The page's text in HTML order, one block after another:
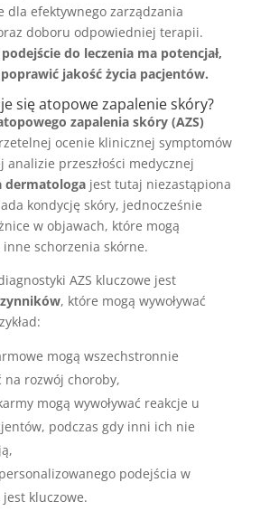
dla efektywnego zarządzania
doboru odpowiedniej terapii.
do leczenia ma potencjał,
jakość życia pacjentów.
się atopowe zapalenie skóry?
zapalenia skóry (AZS)
ocenie klinicznej symptomów
analizie przeszłości medycznej
dermatologajest tutaj niezastąpiona
kondycję skóry, jednocześnie
w objawach, które mogą
inne schorzenia skórne.
AZS kluczowe jest
, które mogą wywoływać
mogą wszechstronnie
na rozwój choroby,
mogą wywoływać reakcje u
podczas gdy inni ich nie
podejścia w
kluczowe.